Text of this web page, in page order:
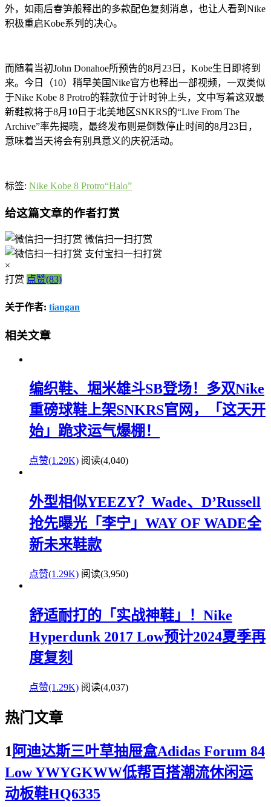
外，如雨后春笋般释出的多款配色复刻消息，也让人看到Nike
积极重启Kobe系列的决心。
而随着当初John Donahoe所预告的8月23日，Kobe生日即将到
来。今日（10）稍早美国Nike官方也释出一部视频，一双类似
于Nike Kobe 8 Protro的鞋款位于计时钟上头，文中写着这双最
新鞋款将于8月10日于北美地区SNKRS的“Live From The
Archive”率先揭晓，最终发布则是倒数停止时间的8月23日，
意味着当天将会有别具意义的庆祝活动。
标签: Nike Kobe 8 Protro“Halo”
给这篇文章的作者打赏
微信扫一扫打赏
支付宝扫一扫打赏
×
打赏 点赞(83)
关于作者: tiangan
相关文章
编织鞋、堀米雄斗SB登场！多双Nike
重磅球鞋上架SNKRS官网，「这天开
始」跪求运气爆棚！
点赞(1.29K) 阅读(4,040)
外型相似YEEZY？Wade、D’Russell
抢先曝光「李宁」WAY OF WADE全
新未来鞋款
点赞(1.29K) 阅读(3,950)
舒适耐打的「实战神鞋」！Nike
Hyperdunk 2017 Low预计2024夏季再
度复刻
点赞(1.29K) 阅读(4,037)
热门文章
1 阿迪达斯三叶草抽屉盒Adidas Forum 84
Low YWYGKWW低帮百搭潮流休闲运
动板鞋HQ6335